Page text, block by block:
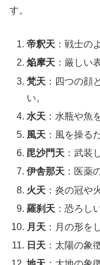
す。
帝釈天 ：戦士の
焔摩天 ：厳しい
梵天 ：四つの顔
い。
水天 ：水瓶や魚
風天 ：風を操る
毘沙門天 ：武装
伊舎那天 ：医薬
火天 ：炎の冠や
羅刹天 ：恐ろし
月天 ：月の形を
日天 ：太陽の象